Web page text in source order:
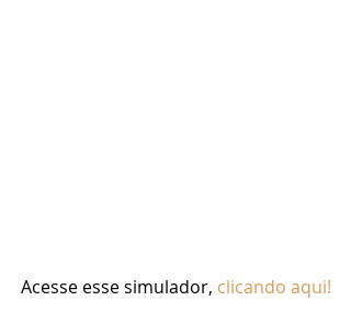
Acesse esse simulador, clicando aqui!